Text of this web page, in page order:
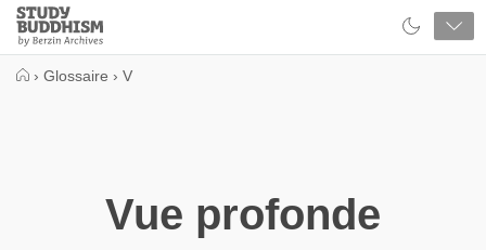
Close
Study
Buddhism
› Glossaire › V
Vue profonde